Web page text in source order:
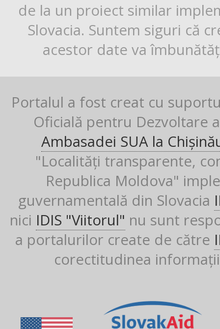
de la un proiect similar
Slovacia. Suntem siguri că
acestor date va
Portalul a fost creat cu
Oficială pentru Dezvoltare
Ambasadei SUA la
"Localități transparente,
Republica Moldova"
guvernamentală din Slovacia
nici IDIS "Viitorul" nu sunt
a portalurilor create de către
corectitudinea